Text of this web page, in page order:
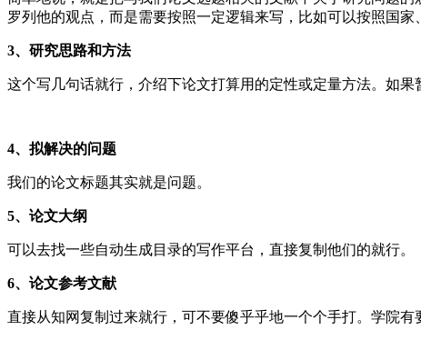
罗列他的观点，而是需要按照一定逻辑来写，比如可以按照国家
3、 研究思路和方法
这个写几句话就行，介绍下论文打算用的定性或定量方法。如
4、拟解决的问题
我们的论文标题其实就是问题。
5、 论文大纲
可以去找一些自动生成目录的写作平台，直接复制他们的就行。
6、 论文参考文献
直接从知网复制过来就行，可不要傻乎乎地一个个手打。学院